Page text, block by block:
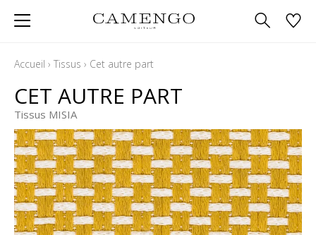
Accueil › Tissus › Cet autre part
CET AUTRE PART
Tissus MISIA